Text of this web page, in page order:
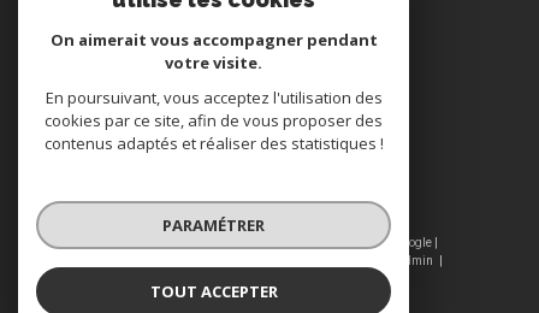
Adhérents
© 2026 | Tous droits réservés | Traduction powered by Google |
Admin
On aimerait vous accompagner pendant
votre visite.
En poursuivant, vous acceptez l'utilisation des
cookies par ce site, afin de vous proposer des
contenus adaptés et réaliser des statistiques !
PARAMÉTRER
TOUT ACCEPTER